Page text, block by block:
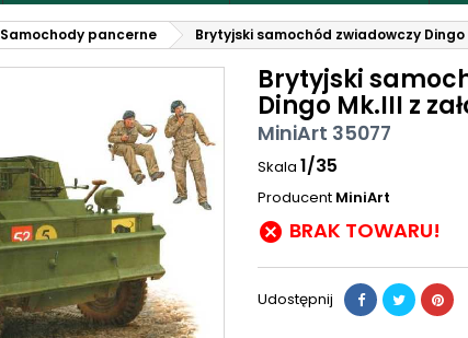
Samochody pancerne Brytyjski samochód zwiadowczy Dingo
Brytyjski
Dingo Mk.III z
MiniArt 35077
Skala 1/35
Producent MiniArt
 BRAK TOWARU!
Udostępnij